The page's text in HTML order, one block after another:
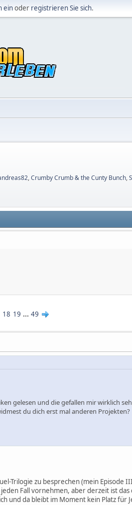
einoder registrieren Sie sich.
,Crumby Crumb & the Cunty Bunch,
18 19 ... 49
gelesen und die gefallen mir wirklich
du dich erst mal anderen Projekten?
Trilogie zu besprechen (mein Episode
Fall vornehmen, aber derzeit ist
und da bleibt im Moment kein Platz für